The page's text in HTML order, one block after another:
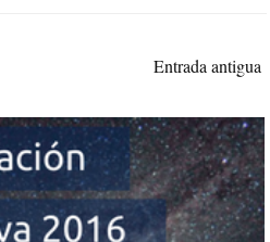
Entrada antigua